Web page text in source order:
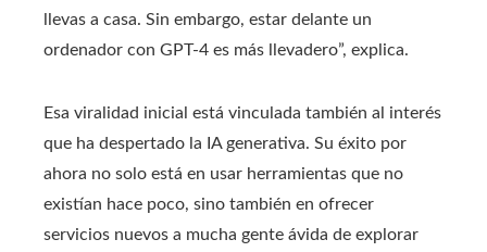
llevas a casa. Sin embargo, estar delante un
ordenador con GPT-4 es más llevadero”, explica.
Esa viralidad inicial está vinculada también al interés
que ha despertado la IA generativa. Su éxito por
ahora no solo está en usar herramientas que no
existían hace poco, sino también en ofrecer
servicios nuevos a mucha gente ávida de explorar